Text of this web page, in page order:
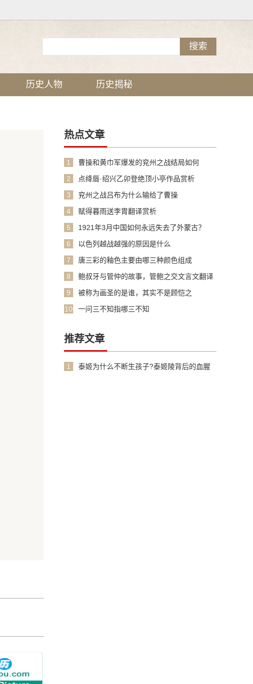
历史人物 历史揭秘
热点文章
1
曹操和黄巾军爆发的兖州之战结局如何
2
点绛唇·绍兴乙卯登绝顶小亭作品赏析
3
兖州之战吕布为什么输给了曹操
4
赋得暮雨送李胄翻译赏析
5
1921年3月中国如何永远失去了外蒙古？
6
以色列越战越强的原因是什么
7
唐三彩的釉色主要由哪三种颜色组成
8
鲍叔牙与管仲的故事，管鲍之交文言文翻译
9
被称为画圣的是谁，其实不是顾恺之
10
一问三不知指哪三不知
推荐文章
1
泰姬为什么不断生孩子?泰姬陵背后的血腥